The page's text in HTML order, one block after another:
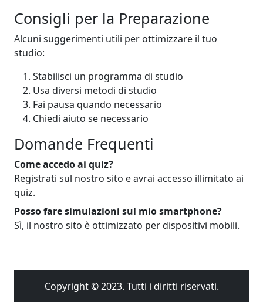
Consigli per la Preparazione
Alcuni suggerimenti utili per ottimizzare il tuo
studio:
Stabilisci un programma di studio
Usa diversi metodi di studio
Fai pausa quando necessario
Chiedi aiuto se necessario
Domande Frequenti
Come accedo ai quiz?
Registrati sul nostro sito e avrai accesso illimitato ai
quiz.
Posso fare simulazioni sul mio smartphone?
Sì, il nostro sito è ottimizzato per dispositivi mobili.
Copyright © 2023. Tutti i diritti riservati.